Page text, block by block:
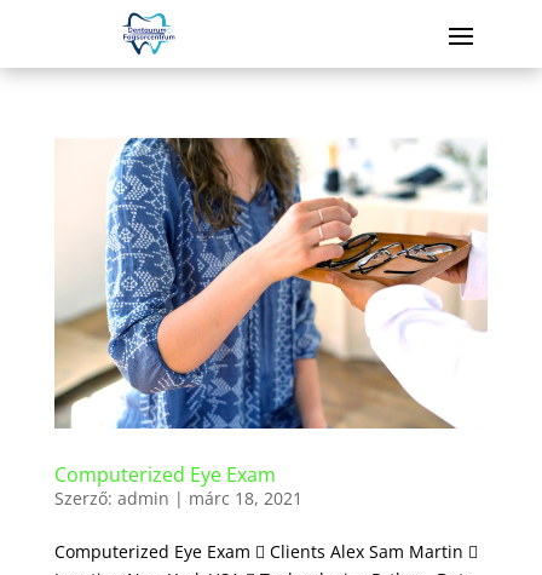
Computerized Eye Exam
Szerző: admin | márc 18, 2021
Computerized Eye Exam  Clients Alex Sam Martin 